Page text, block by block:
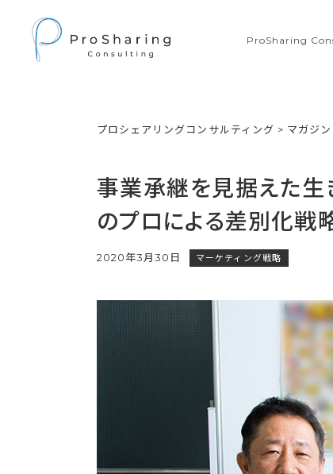
ProSharing
プロシェアリングコンサルティング > マガジン
事業承継を見据えた生
のプロによる差別化戦
2020年3月30日 マーケティング戦略